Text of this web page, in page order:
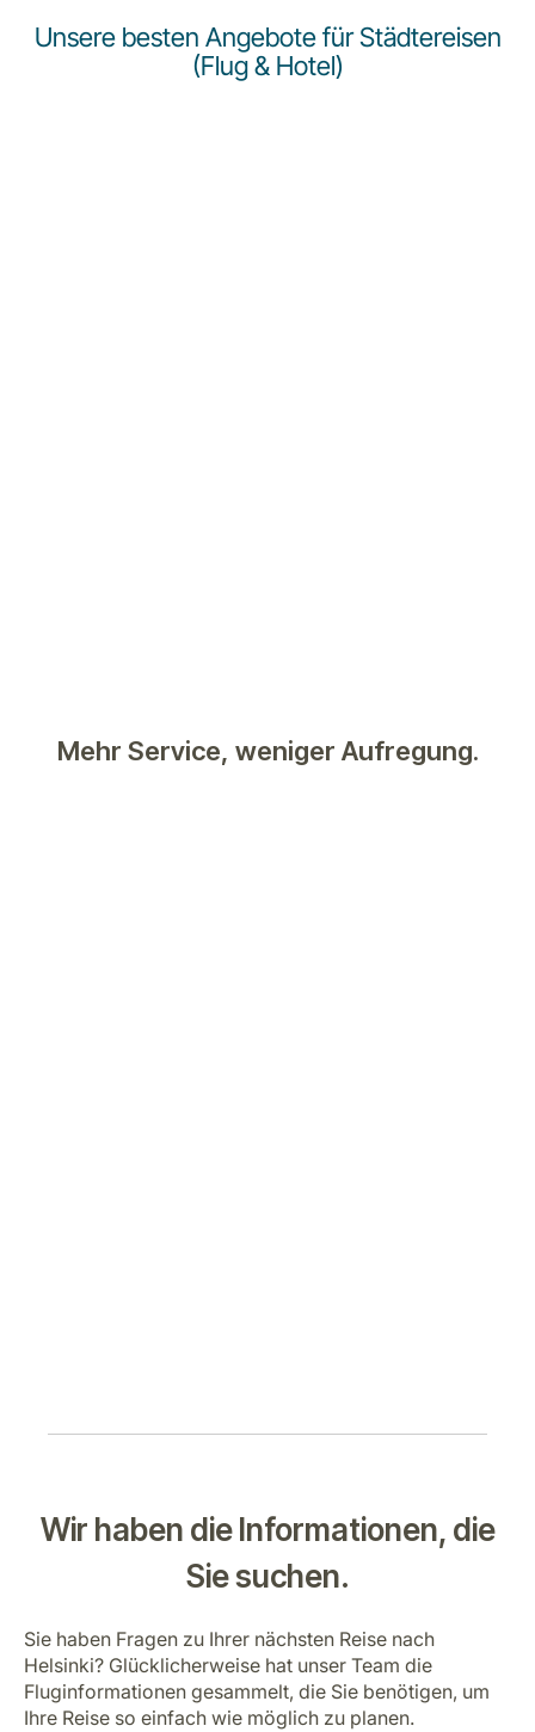
Unsere besten Angebote für Städtereisen
(Flug & Hotel)
Mehr Service, weniger Aufregung.
Wir haben die Informationen, die
Sie suchen.
Sie haben Fragen zu Ihrer nächsten Reise nach
Helsinki? Glücklicherweise hat unser Team die
Fluginformationen gesammelt, die Sie benötigen, um
Ihre Reise so einfach wie möglich zu planen.